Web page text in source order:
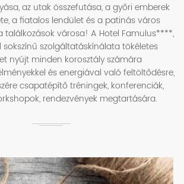
az utak összefutása, a győri emberek
a fiatalos lendület és a patinás város
találkozások városa! A Hotel Famulus****,
sokszínű szolgáltatáskínálata tökéletes
nyújt minden korosztály számára
és energiával való feltöltődésre,
csapatépítő tréningek, konferenciák,
rendezvények megtartására.